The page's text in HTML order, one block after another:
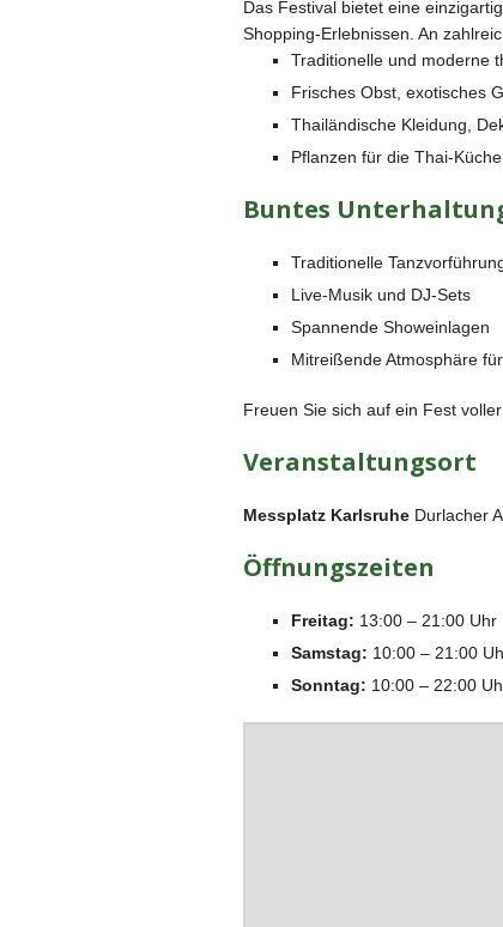
Das Festival bietet eine
Shopping-Erlebnissen. An
Traditionelle und moderne
Frisches Obst, exotisches
Thailändische Kleidung,
Pflanzen für die Thai-
Buntes
Traditionelle
Live-Musik und DJ-Sets
Spannende Showeinlagen
Mitreißende Atmosphäre
Freuen Sie sich auf ein Fest
Veranstaltungsort
Messplatz KarlsruheDurlacher
Öffnungszeiten
Freitag: 13:00 – 21:00 Uhr
Samstag: 10:00 – 21:00
Sonntag: 10:00 – 22:00